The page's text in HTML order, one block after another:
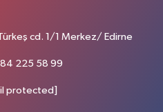
cd. 1/1 Merkez/ Edirne
225 58 99
protected]